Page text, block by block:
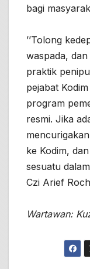
bagi
’’Tolong
waspada,
praktik
pejabat
program
resmi. Jika
ke Kodim,
sesuatu
Czi Arief
Wartawan: